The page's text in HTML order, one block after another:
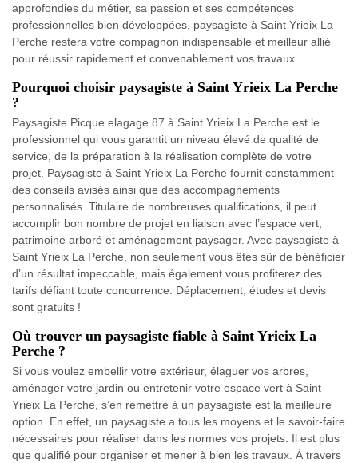
approfondies du métier, sa passion et ses compétences
professionnelles bien développées, paysagiste à Saint Yrieix La
Perche restera votre compagnon indispensable et meilleur allié
pour réussir rapidement et convenablement vos travaux.
Pourquoi choisir paysagiste à Saint Yrieix La Perche
?
Paysagiste Picque elagage 87 à Saint Yrieix La Perche est le
professionnel qui vous garantit un niveau élevé de qualité de
service, de la préparation à la réalisation complète de votre
projet. Paysagiste à Saint Yrieix La Perche fournit constamment
des conseils avisés ainsi que des accompagnements
personnalisés. Titulaire de nombreuses qualifications, il peut
accomplir bon nombre de projet en liaison avec l’espace vert,
patrimoine arboré et aménagement paysager. Avec paysagiste à
Saint Yrieix La Perche, non seulement vous êtes sûr de bénéficier
d’un résultat impeccable, mais également vous profiterez des
tarifs défiant toute concurrence. Déplacement, études et devis
sont gratuits !
Où trouver un paysagiste fiable à Saint Yrieix La
Perche ?
Si vous voulez embellir votre extérieur, élaguer vos arbres,
aménager votre jardin ou entretenir votre espace vert à Saint
Yrieix La Perche, s’en remettre à un paysagiste est la meilleure
option. En effet, un paysagiste a tous les moyens et le savoir-faire
nécessaires pour réaliser dans les normes vos projets. Il est plus
que qualifié pour organiser et mener à bien les travaux. À travers